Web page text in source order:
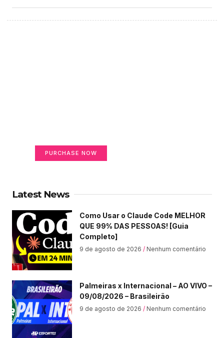
PURCHASE NOW
Latest News
Como Usar o Claude Code MELHOR
QUE 99% DAS PESSOAS! [Guia
Completo]
9 de agosto de 2026 Nenhum comentário
Palmeiras x Internacional – AO VIVO –
09/08/2026 – Brasileirão
9 de agosto de 2026 Nenhum comentário